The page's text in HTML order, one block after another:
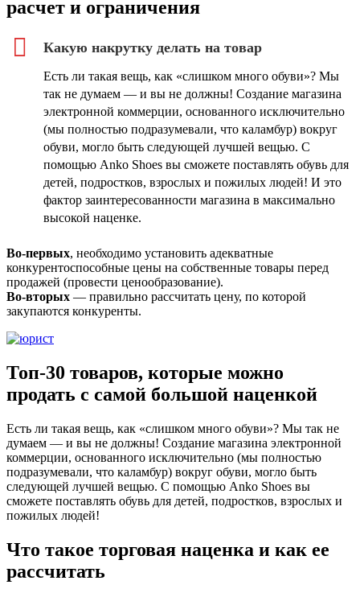
расчет и ограничения
Какую накрутку делать на товар
Есть ли такая вещь, как «слишком много обуви»? Мы
так не думаем — и вы не должны! Создание магазина
электронной коммерции, основанного исключительно
(мы полностью подразумевали, что каламбур) вокруг
обуви, могло быть следующей лучшей вещью. С
помощью Anko Shoes вы сможете поставлять обувь для
детей, подростков, взрослых и пожилых людей! И это
фактор заинтересованности магазина в максимально
высокой наценке.
Во-первых, необходимо установить адекватные
конкурентоспособные цены на собственные товары перед
продажей (провести ценообразование).
Во-вторых — правильно рассчитать цену, по которой
закупаются конкуренты.
Топ-30 товаров, которые можно
продать с самой большой наценкой
Есть ли такая вещь, как «слишком много обуви»? Мы так не
думаем — и вы не должны! Создание магазина электронной
коммерции, основанного исключительно (мы полностью
подразумевали, что каламбур) вокруг обуви, могло быть
следующей лучшей вещью. С помощью Anko Shoes вы
сможете поставлять обувь для детей, подростков, взрослых и
пожилых людей!
Что такое торговая наценка и как ее
рассчитать